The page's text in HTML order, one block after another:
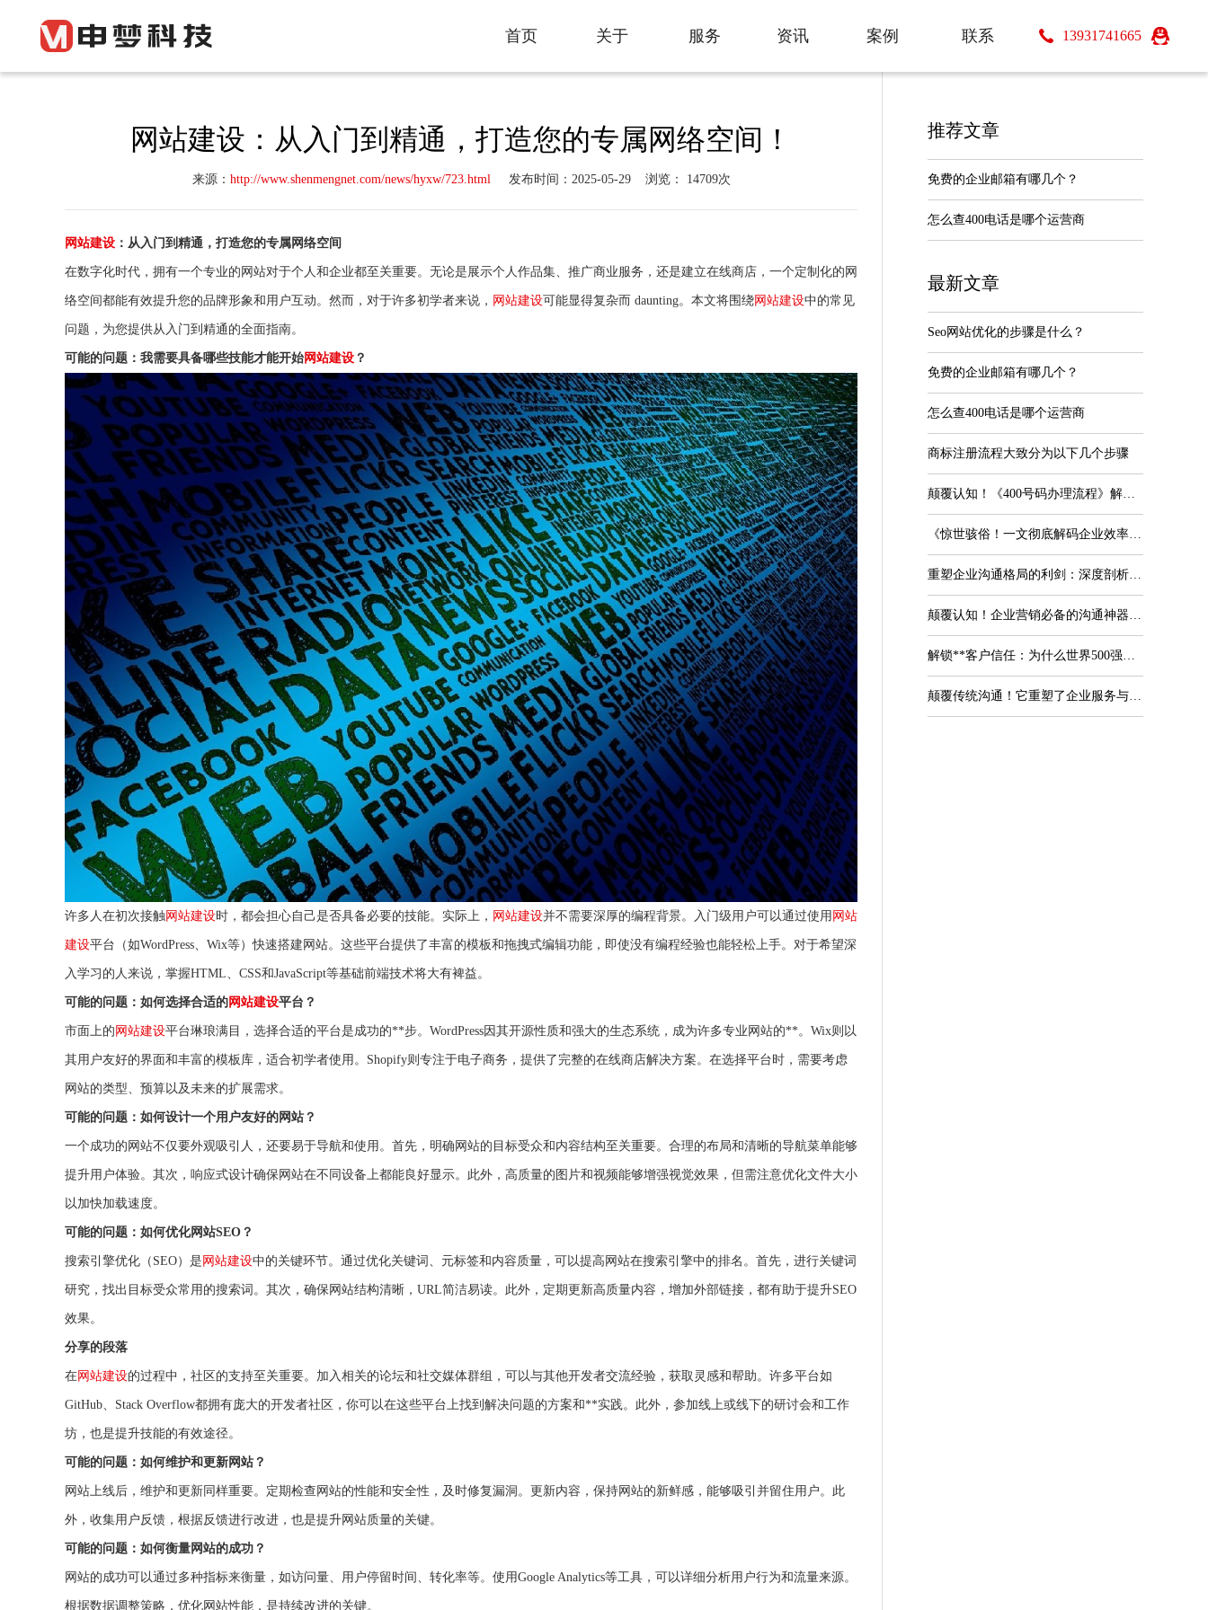
13931741665
首页
关于
服务
资讯
案例
联系
网站建设：从入门到精通，打造您的专属网络空间！
来源： http://www.shenmengnet.com/news/hyxw/723.html 发布时间：2025-05-29 浏览： 14709次
网站建设 ：从入门到精通，打造您的专属网络空间
在数字化时代，拥有一个专业的网站对于个人和企业都至关重要。无论是展示个人作品集、推广商业服务，还是建立在线商店，一个定制化的网
络空间都能有效提升您的品牌形象和用户互动。然而，对于许多初学者来说， 网站建设可能显得复杂而 daunting。本文将围绕网站建设中的常见
问题，为您提供从入门到精通的全面指南。
可能的问题：我需要具备哪些技能才能开始网站建设 ？
许多人在初次接触网站建设时，都会担心自己是否具备必要的技能。实际上， 网站建设并不需要深厚的编程背景。入门级用户可以通过使用 网站
建设平台（如WordPress、Wix等）快速搭建网站。这些平台提供了丰富的模板和拖拽式编辑功能，即使没有编程经验也能轻松上手。对于希望深
入学习的人来说，掌握HTML、CSS和JavaScript等基础前端技术将大有裨益。
可能的问题：如何选择合适的网站建设平台？
市面上的 网站建设平台琳琅满目，选择合适的平台是成功的**步。WordPress因其开源性质和强大的生态系统，成为许多专业网站的**。Wix则以
其用户友好的界面和丰富的模板库，适合初学者使用。Shopify则专注于电子商务，提供了完整的在线商店解决方案。在选择平台时，需要考虑
网站的类型、预算以及未来的扩展需求。
可能的问题：如何设计一个用户友好的网站？
一个成功的网站不仅要外观吸引人，还要易于导航和使用。首先，明确网站的目标受众和内容结构至关重要。合理的布局和清晰的导航菜单能够
提升用户体验。其次，响应式设计确保网站在不同设备上都能良好显示。此外，高质量的图片和视频能够增强视觉效果，但需注意优化文件大小
以加快加载速度。
可能的问题：如何优化网站SEO？
搜索引擎优化（SEO）是 网站建设中的关键环节。通过优化关键词、元标签和内容质量，可以提高网站在搜索引擎中的排名。首先，进行关键词
研究，找出目标受众常用的搜索词。其次，确保网站结构清晰，URL简洁易读。此外，定期更新高质量内容，增加外部链接，都有助于提升SEO
效果。
分享的段落
在网站建设的过程中，社区的支持至关重要。加入相关的论坛和社交媒体群组，可以与其他开发者交流经验，获取灵感和帮助。许多平台如
GitHub、Stack Overflow都拥有庞大的开发者社区，你可以在这些平台上找到解决问题的方案和**实践。此外，参加线上或线下的研讨会和工作
坊，也是提升技能的有效途径。
可能的问题：如何维护和更新网站？
网站上线后，维护和更新同样重要。定期检查网站的性能和安全性，及时修复漏洞。更新内容，保持网站的新鲜感，能够吸引并留住用户。此
外，收集用户反馈，根据反馈进行改进，也是提升网站质量的关键。
可能的问题：如何衡量网站的成功？
网站的成功可以通过多种指标来衡量，如访问量、用户停留时间、转化率等。使用Google Analytics等工具，可以详细分析用户行为和流量来源。
根据数据调整策略，优化网站性能，是持续改进的关键。
推荐文章
免费的企业邮箱有哪几个？
怎么查400电话是哪个运营商
最新文章
Seo网站优化的步骤是什么？
免费的企业邮箱有哪几个？
怎么查400电话是哪个运营商
商标注册流程大致分为以下几个步骤
颠覆认知！《400号码办理流程》解密：企业通信升级的**攻略
《惊世骇俗！一文彻底解码企业效率提升秘诀——"400电话怎么用"的现代商业实战全解析》
重塑企业沟通格局的利剑：深度剖析400电话套餐的六大核心优势与战略价值
颠覆认知！企业营销必备的沟通神器——一文详解400的电话怎么申请的秘密法则
解锁**客户信任：为什么世界500强的400电话官方客服系统是品牌护城河？
颠覆传统沟通！它重塑了企业服务与客户信赖的“神经网络”——《400电话功能》的革新价值与应用之道